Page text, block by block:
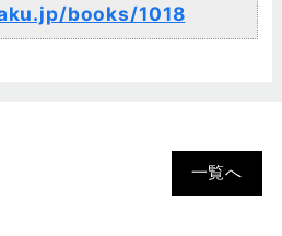
books/1018
一覧へ